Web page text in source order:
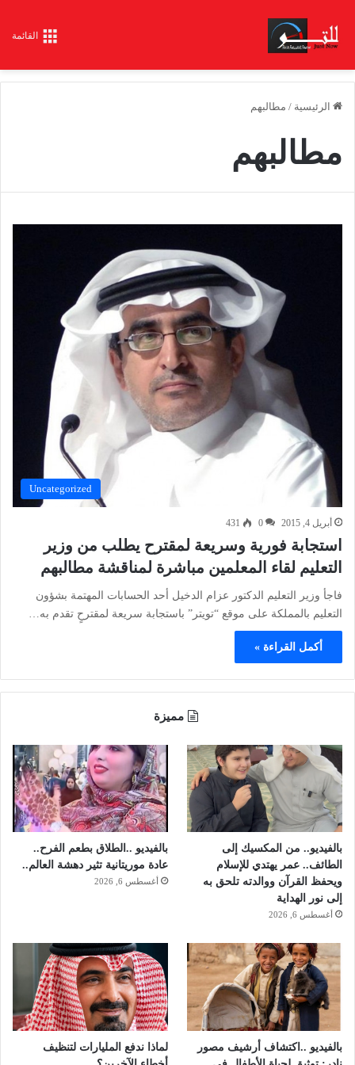
القائمة
الرئيسية / مطالبهم
مطالبهم
Uncategorized
أبريل 4, 2015 0
431
استجابة فورية وسريعة لمقترح يطلب من وزير
التعليم لقاء المعلمين مباشرة لمناقشة مطالبهم
فاجأ وزير التعليم الدكتور عزام الدخيل أحد الحسابات المهتمة بشؤون
التعليم بالمملكة على موقع “تويتر” باستجابة سريعة لمقترحٍ تقدم به…
أكمل القراءة »
مميزة
بالفيديو.. من المكسيك إلى
الطائف.. عمر يهتدي للإسلام
ويحفظ القرآن ووالدته تلحق به
إلى نور الهداية
أغسطس 6, 2026
بالفيديو ..الطلاق بطعم الفرح..
عادة موريتانية تثير دهشة العالم..
أغسطس 6, 2026
بالفيديو ..اكتشاف أرشيف مصور
لماذا ندفع المليارات لتنظيف